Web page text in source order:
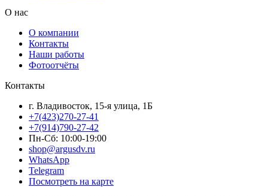
О нас
О компании
Контакты
Наши работы
Фотоотчёты
Контакты
г. Владивосток, 15-я улица, 1Б
+7(423)270-27-41
+7(914)790-27-42
Пн-Сб: 10:00-19:00
shop@argusdv.ru
WhatsApp
Telegram
Посмотреть на карте